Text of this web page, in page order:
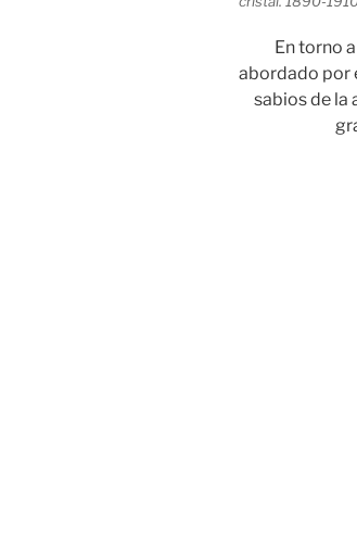
En torno
abordado por
sabios de la